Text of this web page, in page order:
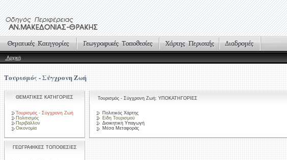
Αρχική
Τουρισμός - Σύγχρονη Ζωή
ΘΕΜΑΤΙΚΕΣ ΚΑΤΗΓΟΡΙΕΣ
Τουρισμός - Σύγχρονη Ζωή
Πολιτισμός
Περιβάλλον
Οικονομία
ΓΕΩΓΡΑΦΙΚΕΣ ΤΟΠΟΘΕΣΙΕΣ
Τουρισμός - Σύγχρονη Ζωή: ΥΠΟΚΑΤΗΓΟΡΙΕΣ
Πολιτικός Χάρτης
Είδη Τουρισμού
Διοικητική Υπαγωγή
Μέσα Μεταφοράς